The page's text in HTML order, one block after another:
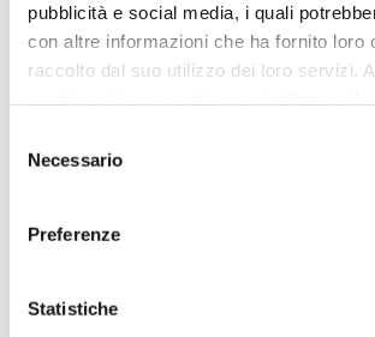
pubblicità e social media, i quali
con altre informazioni che ha fornito loro
raccolto dal suo utilizzo dei loro servizi.
delNecessario
Preferenze
Statistiche